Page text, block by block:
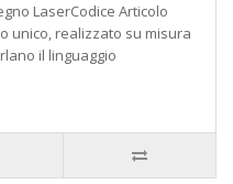
LaserCodice Articolo
unico, realizzato su misura
il linguaggio